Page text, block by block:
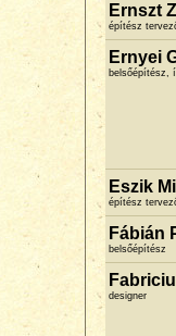
Ernszt
építész
Ernyei
belsőépítész,
Eszik
építész
Fábián
belsőépítész
designer